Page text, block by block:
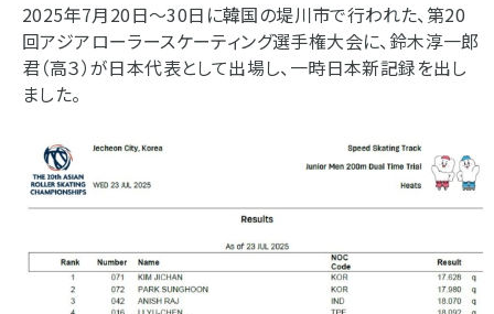
2025年7月20日～30日に韓国の堤川市で行われた、第20
回アジアローラースケーティング選手権大会に、鈴木淳一郎
君（高３）が日本代表として出場し、一時日本新記録を出し
ました。